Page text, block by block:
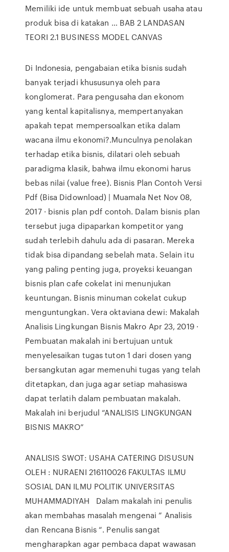
Memiliki ide untuk membuat sebuah usaha atau
produk bisa di katakan … BAB 2 LANDASAN
TEORI 2.1 BUSINESS MODEL CANVAS
Di Indonesia, pengabaian etika bisnis sudah
banyak terjadi khususunya oleh para
konglomerat. Para pengusaha dan ekonom
yang kental kapitalisnya, mempertanyakan
apakah tepat mempersoalkan etika dalam
wacana ilmu ekonomi?.Munculnya penolakan
terhadap etika bisnis, dilatari oleh sebuah
paradigma klasik, bahwa ilmu ekonomi harus
bebas nilai (value free). Bisnis Plan Contoh Versi
Pdf (Bisa Didownload) | Muamala Net Nov 08,
2017 · bisnis plan pdf contoh. Dalam bisnis plan
tersebut juga dipaparkan kompetitor yang
sudah terlebih dahulu ada di pasaran. Mereka
tidak bisa dipandang sebelah mata. Selain itu
yang paling penting juga, proyeksi keuangan
bisnis plan cafe cokelat ini menunjukan
keuntungan. Bisnis minuman cokelat cukup
menguntungkan. Vera oktaviana dewi: Makalah
Analisis Lingkungan Bisnis Makro Apr 23, 2019 ·
Pembuatan makalah ini bertujuan untuk
menyelesaikan tugas tuton 1 dari dosen yang
bersangkutan agar memenuhi tugas yang telah
ditetapkan, dan juga agar setiap mahasiswa
dapat terlatih dalam pembuatan makalah.
Makalah ini berjudul “ANALISIS LINGKUNGAN
BISNIS MAKRO”
ANALISIS SWOT: USAHA CATERING DISUSUN
OLEH : NURAENI 216110026 FAKULTAS ILMU
SOSIAL DAN ILMU POLITIK UNIVERSITAS
MUHAMMADIYAH Dalam makalah ini penulis
akan membahas masalah mengenai ” Analisis
dan Rencana Bisnis “. Penulis sangat
mengharapkan agar pembaca dapat wawasan